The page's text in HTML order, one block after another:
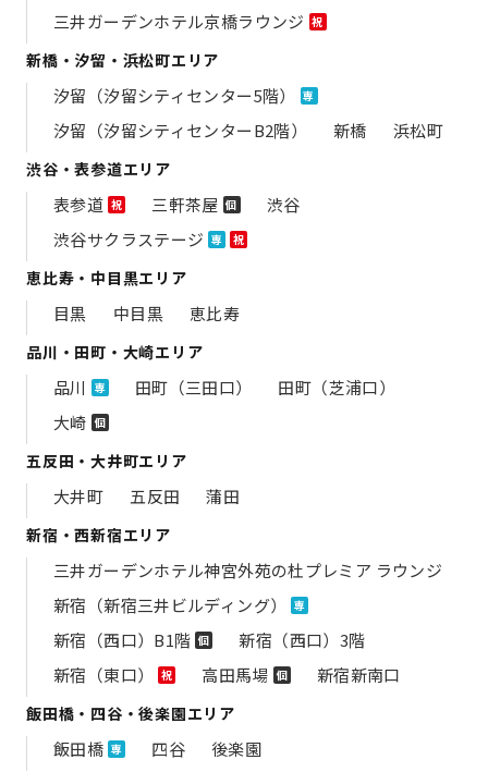
三井ガーデンホテル京橋ラウンジ 祝
新橋・汐留・浜松町エリア
汐留（汐留シティセンター5階） 専
汐留（汐留シティセンターB2階） 新橋 浜松町
渋谷・表参道エリア
表参道 祝 三軒茶屋 個
渋谷
渋谷サクラステージ 専 祝
恵比寿・中目黒エリア
目黒 中目黒 恵比寿
品川・田町・大崎エリア
品川 専 田町（三田口）
田町（芝浦口）
大崎 個
五反田・大井町エリア
大井町 五反田 蒲田
新宿・西新宿エリア
三井ガーデンホテル神宮外苑の​杜プレミア ラウンジ
新宿（新宿三井ビルディング）
専
新宿（西口）B1階 個
新宿（西口）3階
新宿（東口）
祝 高田馬場 個 新宿新南口
飯田橋・四谷・後楽園エリア
飯田橋 専 四谷 後楽園